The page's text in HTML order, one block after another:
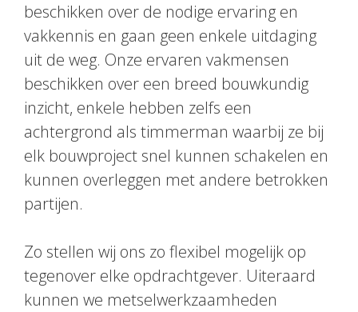
beschikken over de nodige ervaring en
vakkennis en gaan geen enkele uitdaging
uit de weg. Onze ervaren vakmensen
beschikken over een breed bouwkundig
inzicht, enkele hebben zelfs een
achtergrond als timmerman waarbij ze bij
elk bouwproject snel kunnen schakelen en
kunnen overleggen met andere betrokken
partijen.
Zo stellen wij ons zo flexibel mogelijk op
tegenover elke opdrachtgever. Uiteraard
kunnen we metselwerkzaamheden